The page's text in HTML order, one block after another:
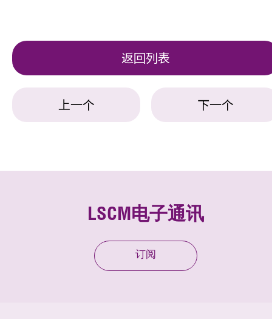
返回列表
上一个 下一个
LSCM电子通讯
订阅